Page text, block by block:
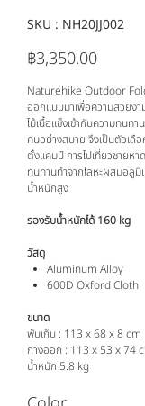
SKU : SKU
NH20JJ002
NH20JJ002
ราคา
฿3,350.00
Naturehike Outdoor
ออกแบบมาเพื่อความสวยงา
ไม้เนื้อแข็งเข้ากับความทนท
คนอย่างสบาย จึงเป็นตัวเ
ตั้งแคมป์ การไปเที่ยวชายห
ทนทานทำจากโลหะผสมอลูมิ
น้ำหนักสูง
รองรับน้ำหนักได้ 160 kg
วัสดุ
Aluminum Alloy
600D Oxford Cloth
ขนาด
พับเก็บ : 113 x 68 x 8 cm
กางออก : 113 x 53 x 74
น้ำหนัก 5.8 kg